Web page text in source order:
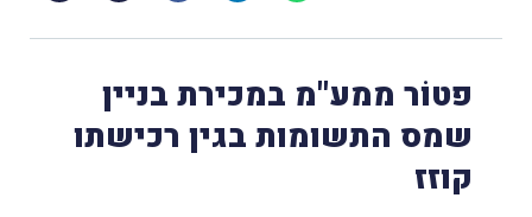
פטוֹר ממע"מ במכירת בניין
שמס התשומות בגין רכישתו
קוזז